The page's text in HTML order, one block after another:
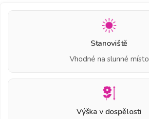
Stanoviště
Vhodné na slunné místo
Výška v dospělosti